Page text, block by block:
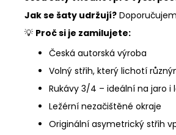
Jak se šaty udržují?
💡 Proč si je zamilujete:
Česká autorská výroba
Volný střih, který lichotí
Rukávy 3/4 – ideální na jaro i
Ležérní nezačištěné okraje
Originální asymetrický střih